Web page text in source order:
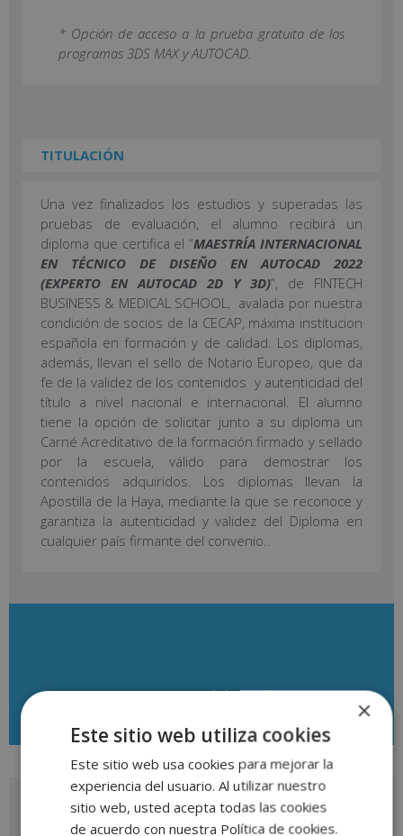
* Opción de acceso a la prueba gratuita de los
programas 3DS MAX y AUTOCAD.
TITULACIÓN
Una vez finalizados los estudios y superadas las
pruebas de evaluación, el alumno recibirá un
diploma que certifica el “MAESTRÍA INTERNACIONAL
EN TÉCNICO DE DISEÑO EN AUTOCAD 2022
(EXPERTO EN AUTOCAD 2D Y 3D)”, de FINTECH
BUSINESS & MEDICAL SCHOOL, avalada por nuestra
condición de socios de la CECAP, máxima institucion
española en formación y de calidad. Los diplomas,
además, llevan el sello de Notario Europeo, que da
fe de la validez de los contenidos y autenticidad del
título a nivel nacional e internacional. El alumno
tiene la opción de solicitar junto a su diploma un
Carné Acreditativo de la formación firmado y sellado
por la escuela, válido para demostrar los
contenidos adquiridos. Los diplomas llevan la
Apostilla de la Haya, mediante la que se reconoce y
garantiza la autenticidad y validez del Diploma en
cualquier país firmante del convenio..
Descargar aquí el temario
Solicita más información
×
Este sitio web utiliza cookies
Este sitio web usa cookies para mejorar la
experiencia del usuario. Al utilizar nuestro
sitio web, usted acepta todas las cookies
de acuerdo con nuestra Política de cookies.